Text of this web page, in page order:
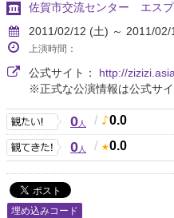
佐賀市交流センター エス
2011/02/12 (土) ～ 2011/02/
上演時間：
公式サイト： http://
※正式な公演情報は公式サイ
0人 / 0.0
0人 / 0.0
埋め込みコード